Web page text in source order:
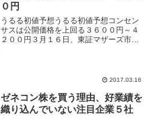
０円
うるる初値予想うるる初値予想コンセン
サスは公開価格を上回る３６００円～４
２００円３月１６日、東証マザーズ市場
2017.03.16
ゼネコン株を買う理由、好業績を
織り込んでいない注目企業５社